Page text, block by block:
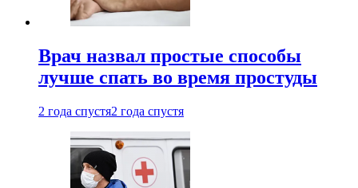
Врач назвал простые способы
лучше спать во время простуды
2 года спустя2 года спустя